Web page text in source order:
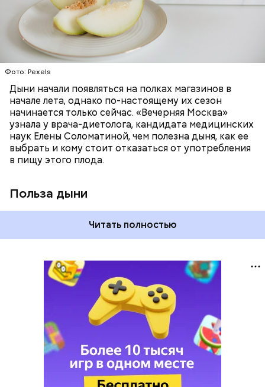
Фото: Pexels
Дыни начали появляться на полках магазинов в
начале лета, однако по-настоящему их сезон
начинается только сейчас. «Вечерняя Москва»
узнала у врача-диетолога, кандидата медицинских
наук Елены Соломатиной, чем полезна дыня, как ее
выбрать и кому стоит отказаться от употребления
в пищу этого плода.
Польза дыни
слизистые оболочки органов. А еще именно
бета-каротин обеспечивает дыне желтый
лютеин и зеаксантин — эти каротиноиды
отлично поддерживают наше зрение;
калий — оказывает мочегонное действие,
поддерживает сердечно-сосудистую
систему и предотвращает скачки давления;
магний — помогает калию и не дает сосудам
спазмироваться.
Читать полностью
ЗДОРОВЬЕ
ПРАВИЛЬНОЕ ПИТАНИЕ
ОВОЩИ
ЛЕТО ФРУКТЫ